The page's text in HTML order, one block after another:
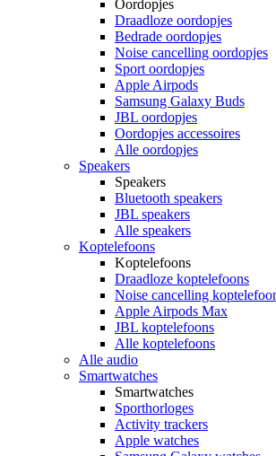
Oordopjes
Draadloze oordopjes
Bedrade oordopjes
Noise cancelling oordopjes
Sport oordopjes
Apple Airpods
Samsung Galaxy Buds
JBL oordopjes
Oordopjes accessoires
Alle oordopjes
Speakers
Speakers
Bluetooth speakers
JBL speakers
Alle speakers
Koptelefoons
Koptelefoons
Draadloze koptelefoons
Noise cancelling
Apple Airpods Max
JBL koptelefoons
Alle koptelefoons
Alle audio
Smartwatches
Smartwatches
Sporthorloges
Activity trackers
Apple watches